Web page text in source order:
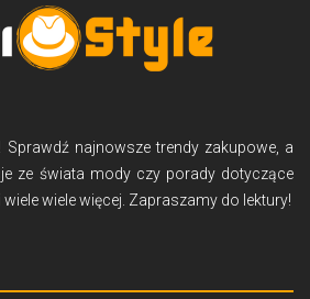
najnowsze trendy zakupowe, a
ze świata mody czy porady dotyczące
wiele więcej. Zapraszamy do lektury!